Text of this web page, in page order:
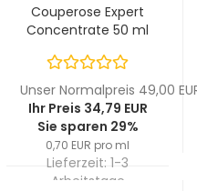
Couperose Expert
Concentrate 50 ml
Unser Normalpreis 49,00
Ihr Preis 34,79 EUR
Sie sparen 29%
0,70 EUR pro ml
Lieferzeit: 1-3
Arbeitstage